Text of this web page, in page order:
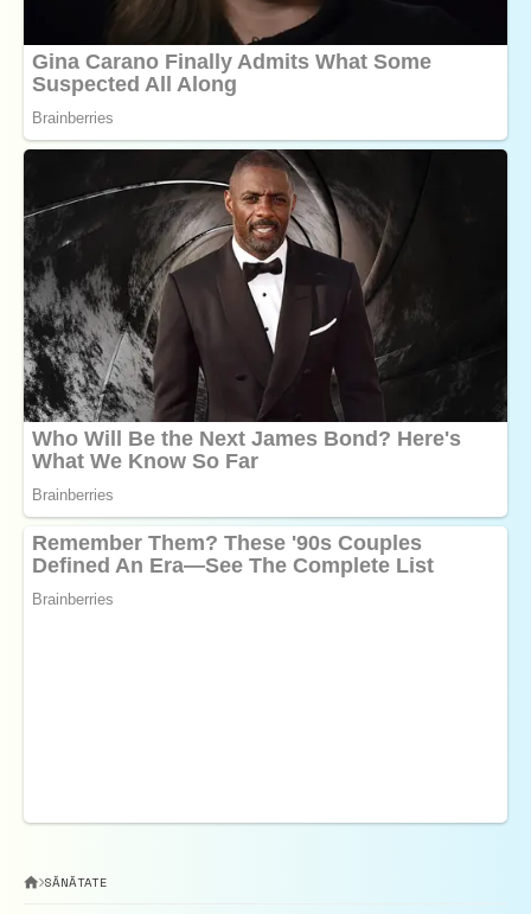
SĂNĂTATE